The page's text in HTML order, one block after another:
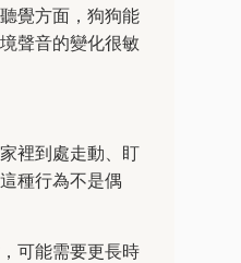
覺方面，狗狗能
聲音的變化很敏
裡到處走動、盯
種行為不是偶
可能需要更長時